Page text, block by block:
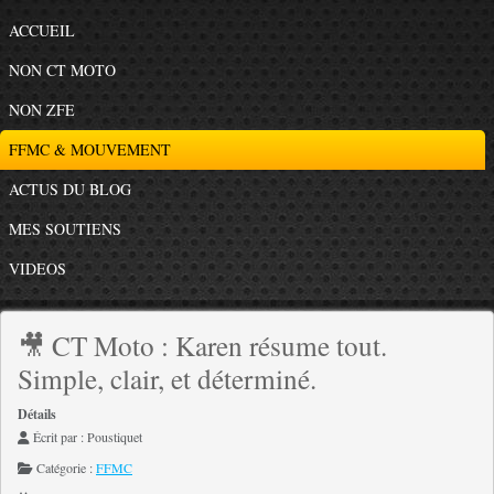
ACCUEIL
NON CT MOTO
NON ZFE
FFMC & MOUVEMENT
ACTUS DU BLOG
MES SOUTIENS
VIDEOS
🎥 CT Moto : Karen résume tout.
Simple, clair, et déterminé.
Détails
Écrit par :Poustiquet
Catégorie :FFMC